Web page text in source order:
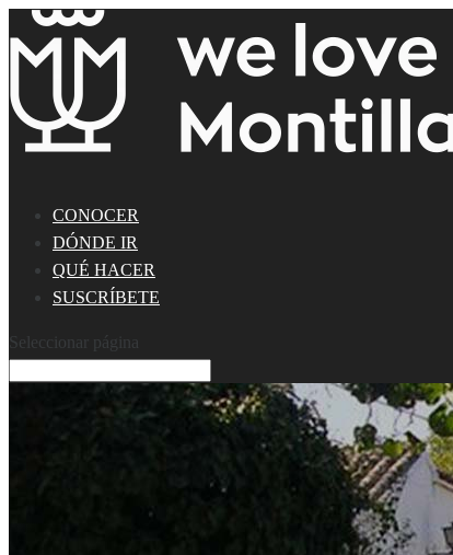
CONOCER
DÓNDE IR
QUÉ HACER
SUSCRÍBETE
Seleccionar página